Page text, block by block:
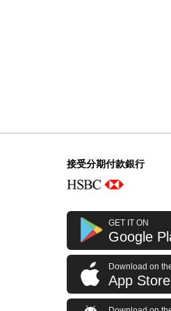
接受分期付款銀行
GET IT ON
Google
Download on
App Store